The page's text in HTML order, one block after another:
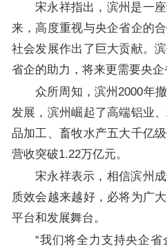
宋永祥指出，滨州是一
来，高度重视与央企省企的
社会发展作出了巨大贡献。
省企的助力，将来更需要央企
众所周知，滨州2000年
发展，滨州崛起了高端铝业
品加工、畜牧水产五大千亿
营收突破1.22万亿元。
宋永祥表示，相信滨州
质效会越来越好，必将为广
平台和发展舞台。
“我们将全力支持央企